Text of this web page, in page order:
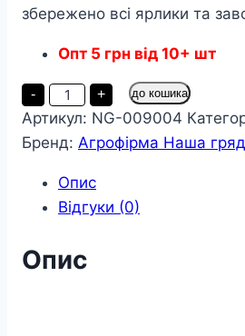
збережено всі ярлики та
Опт 5 грн від 10+ шт
-
Капуста
Білокачанна
пізня
пакет
3
кількість
+ до кошика
Артикул: NG-009004
Бренд: Агрофірма Наша
Опис
Відгуки (0)
Опис